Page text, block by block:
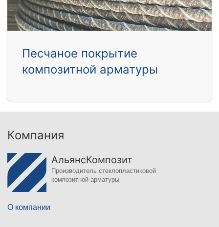
Песчаное покрытие
композитной арматуры
Компания
АльянсКомпозит
Производитель стеклопластиковой
композитной арматуры
О компании